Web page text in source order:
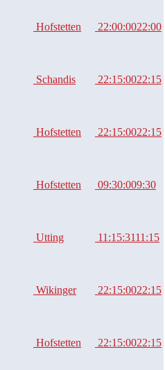
Hofstetten 22:00:0022:00
Schandis 22:15:0022:15
Hofstetten 22:15:0022:15
Hofstetten 09:30:009:30
Utting 11:15:3111:15
Wikinger 22:15:0022:15
Hofstetten 22:15:0022:15